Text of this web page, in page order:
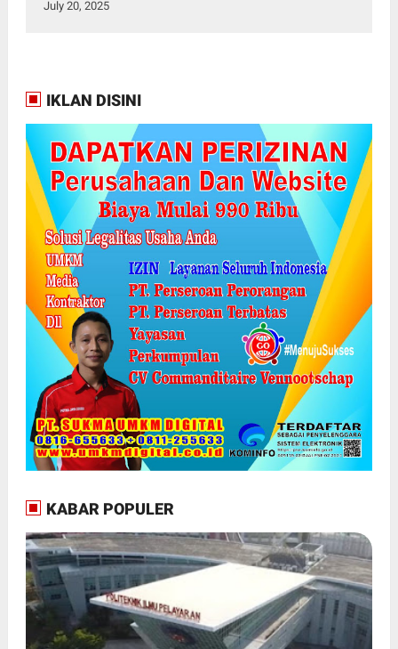
July 20, 2025
IKLAN DISINI
KABAR POPULER